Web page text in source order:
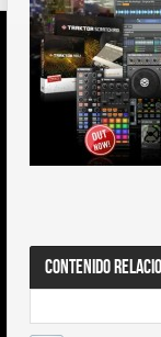
CONTENIDO